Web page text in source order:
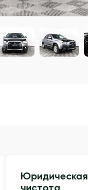
Юридическая
чистота